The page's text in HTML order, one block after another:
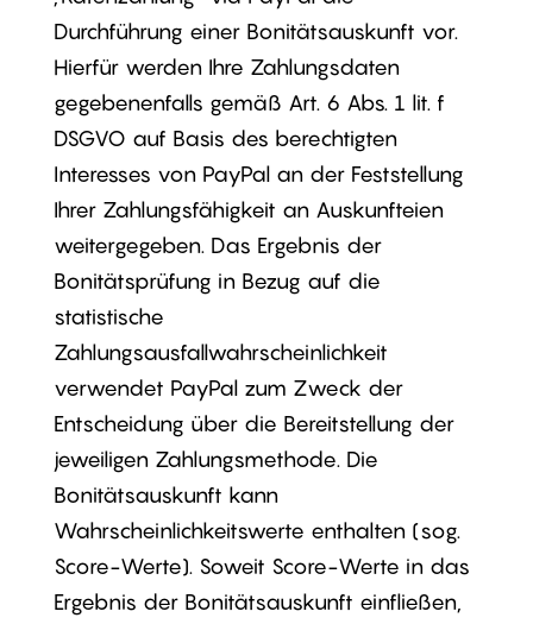
Durchführung einer Bonitätsauskunft vor.
Hierfür werden Ihre Zahlungsdaten
gegebenenfalls gemäß Art. 6 Abs. 1 lit. f
DSGVO auf Basis des berechtigten
Interesses von PayPal an der Feststellung
Ihrer Zahlungsfähigkeit an Auskunfteien
weitergegeben. Das Ergebnis der
Bonitätsprüfung in Bezug auf die
statistische
Zahlungsausfallwahrscheinlichkeit
verwendet PayPal zum Zweck der
Entscheidung über die Bereitstellung der
jeweiligen Zahlungsmethode. Die
Bonitätsauskunft kann
Wahrscheinlichkeitswerte enthalten (sog.
Score-Werte). Soweit Score-Werte in das
Ergebnis der Bonitätsauskunft einfließen,